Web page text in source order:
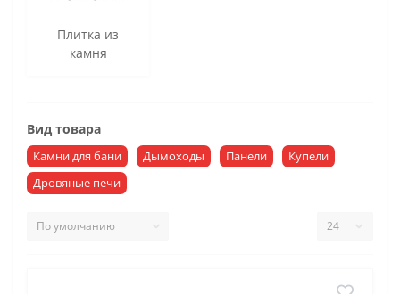
Плитка из
камня
Вид товара
Камни для бани Дымоходы Панели
Купели
Дровяные печи